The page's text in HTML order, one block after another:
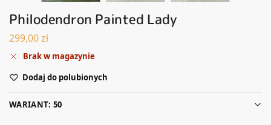
Philodendron Painted Lady
299,00zł
Brak w magazynie
Dodaj do polubionych
WARIANT: 50